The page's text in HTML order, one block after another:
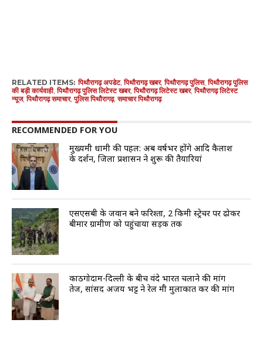
RELATED ITEMS: पिथौरागढ़ अपडेट,पिथौरागढ़ खबर,पिथौरागढ़ पुलिस,पिथौरागढ़ पुलिस
की बड़ी कार्यवाही,पिथौरागढ़ पुलिस लिटेस्ट खबर,पिथौरागढ़ लिटेस्ट खबर,पिथौरागढ़ लिटेस्ट
न्यूज,पिथौरागढ़ समाचार,पुलिस पिथौरागढ़,समाचार पिथौरागढ़
RECOMMENDED FOR YOU
मुख्यमंत्री धामी की पहल: अब वर्षभर होंगे आदि कैलाश
के दर्शन, जिला प्रशासन ने शुरू की तैयारियां
एसएसबी के जवान बने फरिश्ता, 2 किमी स्ट्रेचर पर ढोकर
बीमार ग्रामीण को पहुंचाया सड़क तक
काठगोदाम-दिल्ली के बीच वंदे भारत चलाने की मांग
तेज, सांसद अजय भट्ट ने रेल मंत्री मुलाकात कर की मांग